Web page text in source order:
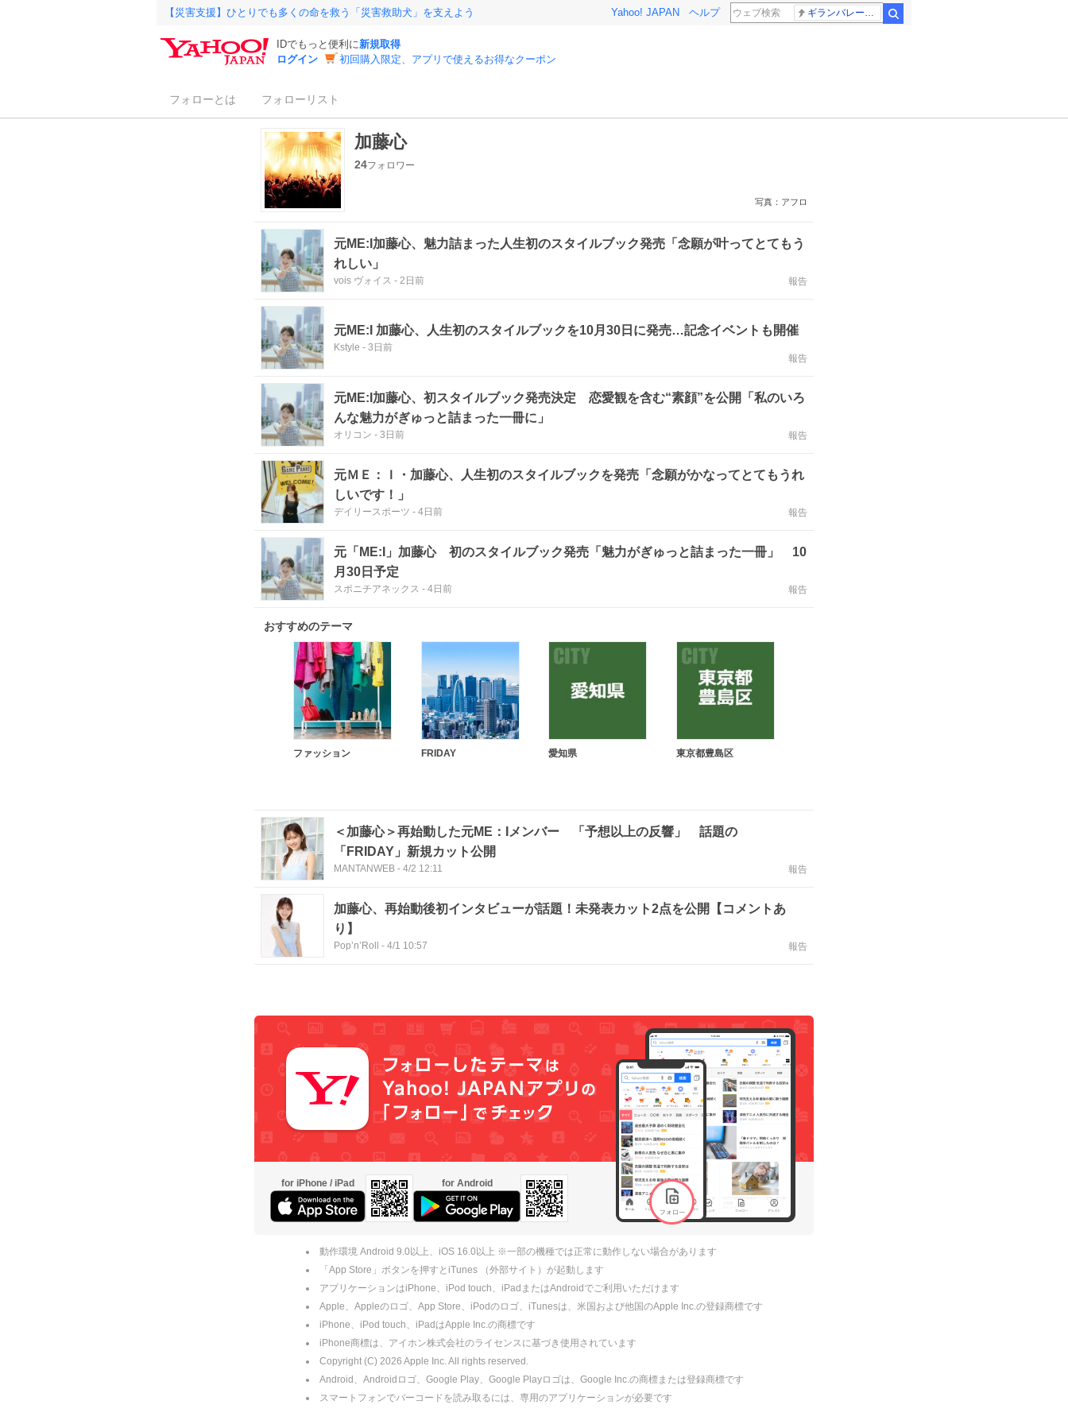
【災害支援】ひとりでも多くの命を救う「災害救助犬」を支えよう Yahoo! JAPAN ヘルプ
IDでもっと便利に新規取得
ログイン
初回購入限定、アプリで使えるお得なクーポン
フォローとは フォローリスト
加藤心
24フォロワー
写真：アフロ
元ME:I加藤心、魅力詰まった人生初のスタイルブック発売「念願が叶ってとてもう
れしい」
vois ヴォイス - 2日前 報告
元ME:I 加藤心、人生初のスタイルブックを10月30日に発売…記念イベントも開催
Kstyle - 3日前
報告
元ME:I加藤心、初スタイルブック発売決定 恋愛観を含む“素顔”を公開「私のいろ
んな魅力がぎゅっと詰まった一冊に」
オリコン - 3日前 報告
元ＭＥ：Ｉ・加藤心、人生初のスタイルブックを発売「念願がかなってとてもうれ
しいです！」
デイリースポーツ - 4日前 報告
元「ME:I」加藤心 初のスタイルブック発売「魅力がぎゅっと詰まった一冊」 10
月30日予定
スポニチアネックス - 4日前 報告
おすすめのテーマ
ファッション FRIDAY 愛知県 東京都豊島区
＜加藤心＞再始動した元ME：Iメンバー 「予想以上の反響」 話題の
「FRIDAY」新規カット公開
MANTANWEB - 4/2 12:11 報告
加藤心、再始動後初インタビューが話題！未発表カット2点を公開【コメントあ
り】
Pop’n’Roll - 4/1 10:57 報告
for iPhone / iPad for Android
動作環境 Android 9.0以上、iOS 16.0以上 ※一部の機種では正常に動作しない場合があります
「App Store」ボタンを押すとiTunes （外部サイト）が起動します
アプリケーションはiPhone、iPod touch、iPadまたはAndroidでご利用いただけます
Apple、Appleのロゴ、App Store、iPodのロゴ、iTunesは、米国および他国のApple Inc.の登録商標です
iPhone、iPod touch、iPadはApple Inc.の商標です
iPhone商標は、アイホン株式会社のライセンスに基づき使用されています
Copyright (C) 2026 Apple Inc. All rights reserved.
Android、Androidロゴ、Google Play、Google Playロゴは、Google Inc.の商標または登録商標です
スマートフォンでバーコードを読み取るには、専用のアプリケーションが必要です